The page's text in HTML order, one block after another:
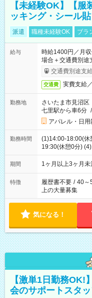
【未経験OK】【
ッキング・シール
派遣 職種未経験OK ブラ
給与
時給1400円／月
場合＋交通費別途
交通費別途支
交通費 実費支給
勤務地
さいたま市見沼区
七里駅から車6分 /
アパレル・日用
勤務時間
(1)14:00-18:00(休
19:30(休憩0分)
ます
期間 1ヶ月以上3ヶ月
特徴 履歴書不要 / 40～
上の大量募集
気になる！
【激単1日勤務OK!
会のサポートスタ